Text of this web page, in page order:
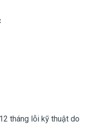
tháng lỗi kỹ thuật do